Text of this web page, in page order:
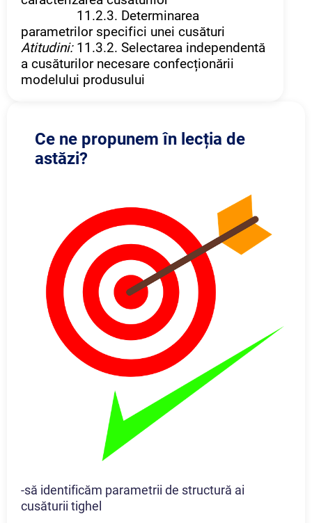
11.2.3. Determinarea
parametrilor specifici unei cusături
Atitudini: 11.3.2. Selectarea independentă
a cusăturilor necesare confecționării
modelului produsului
Ce ne propunem în lecția de
astăzi?
-să identificăm parametrii de structură ai
cusăturii tighel